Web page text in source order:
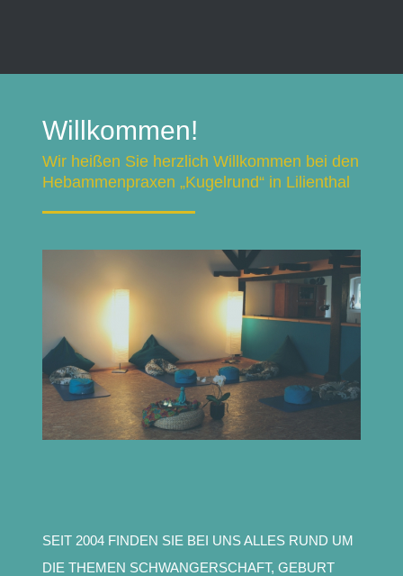
Willkommen!
Wir heißen Sie herzlich Willkommen bei den
Hebammenpraxen „Kugelrund“ in Lilienthal
SEIT 2004 FINDEN SIE BEI UNS ALLES RUND UM
DIE THEMEN SCHWANGERSCHAFT, GEBURT